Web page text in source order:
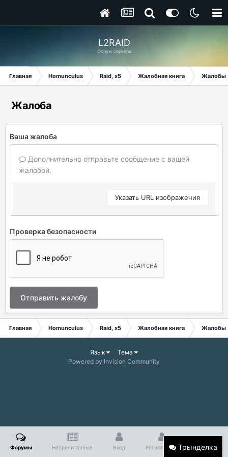
L2RAID
Форум сервера
Главная Homunculus Raid, x5 Жалобная книга Жалобы
Жалоба
Ваша жалоба
Дополнительно отправьте сообщение с вашей
жалобой.
Указать URL изображения
Проверка безопасности
Отправить жалобу
Главная Homunculus Raid, x5 Жалобная книга Жалобы
Трынделка
Язык
Тема
Powered by Invision Community
Форумы Непрочитанные Вход Регистрация Больше